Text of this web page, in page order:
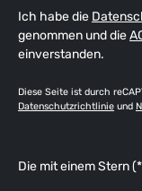
Ich habe die
genommen und die
einverstanden.
Diese Seite ist durch
Datenschutzrichtlinie und
Die mit einem Stern